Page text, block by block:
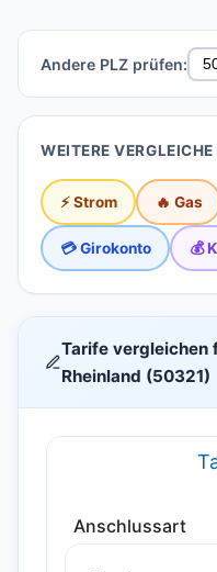
Andere PLZ prüfen:
WEITERE
⚡ Strom 🔥 Gas
💳 Girokonto 💰
Tarife vergleichen
Rheinland (50321)